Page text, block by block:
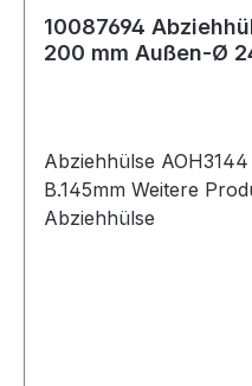
10087694
200 mm Außen-Ø
Abziehhülse
B.145mm Weitere Produkte im Bereich
Abziehhülse